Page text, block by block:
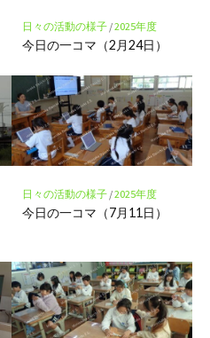
日々の活動の様子/2025年度
今日の一コマ（2月24日）
日々の活動の様子/2025年度
今日の一コマ（7月11日）